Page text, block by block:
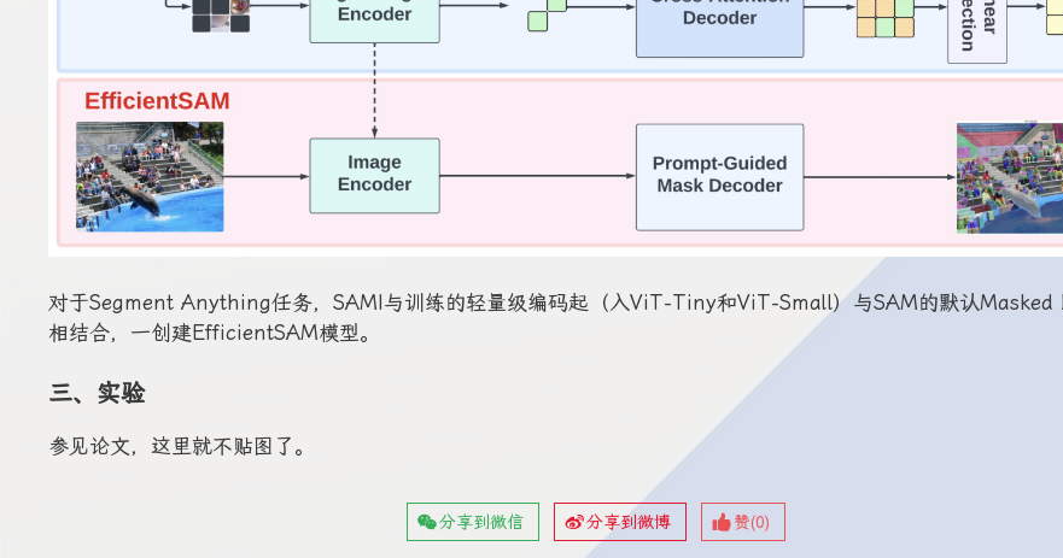
对于Segment Anything任务，SAMI与训练的轻量级编码起（入ViT-Tiny和ViT-Small）与SAM的默认Masked
相结合，一创建EfficientSAM模型。
三、实验
参见论文，这里就不贴图了。
分享到微信 分享到微博 赞(0)